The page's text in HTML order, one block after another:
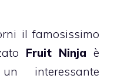
il famosissimo
Fruit Ninja è
interessante